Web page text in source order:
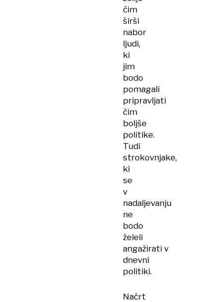
čim
širši
nabor
ljudi,
ki
jim
bodo
pomagali
pripravljati
čim
boljše
politike.
Tudi
strokovnjake,
ki
se
v
nadaljevanju
ne
bodo
želeli
angažirati v
dnevni
politiki.
Načrt